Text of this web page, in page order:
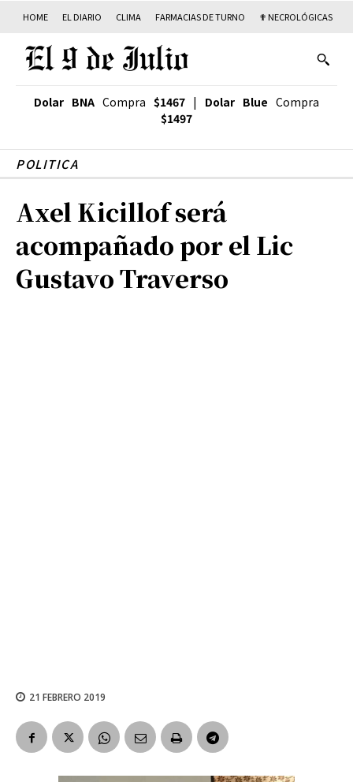
HOME EL DIARIO CLIMA FARMACIAS DE TURNO ✟ NECROLÓGICAS
Dolar BNA Compra $1467 | Dolar Blue Compra
$1497
POLITICA
Axel Kicillof será
acompañado por el Lic
Gustavo Traverso
21 FEBRERO 2019